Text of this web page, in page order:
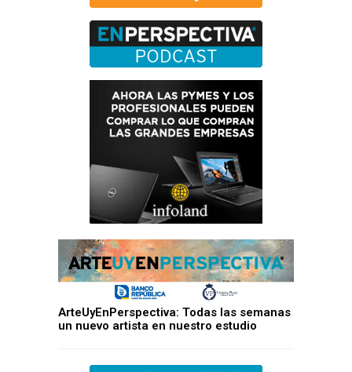
ArteUyEnPerspectiva: Todas las semanas
un nuevo artista en nuestro estudio